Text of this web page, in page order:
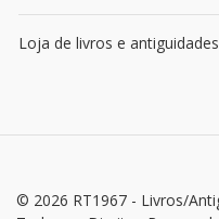
Loja de livros e
© 2026 RT1967 - Livros/